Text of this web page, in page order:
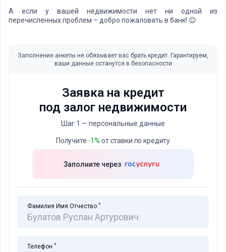
А если у вашей недвижимости нет ни одной из
перечисленных проблем – добро пожаловать в банк! 😉
Заполнение анкеты не обязывает вас брать кредит. Гарантируем,
ваши данные останутся в безопасности
Заявка на кредит
под залог недвижимости
Шаг 1 — персональные данные
Получите -1% от ставки по кредиту
Заполните через
Фамилия Имя Отчество *
Телефон *